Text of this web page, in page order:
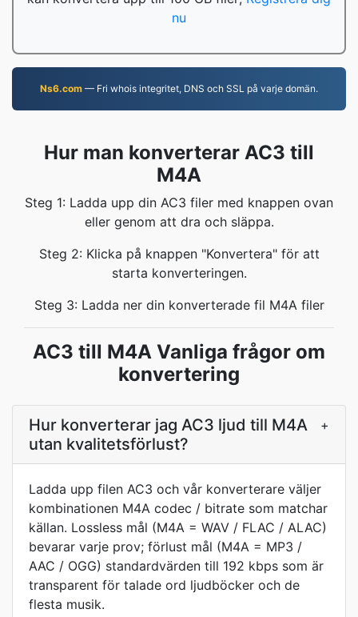
nu
Ns6.com — Fri whois integritet, DNS och SSL på varje domän.
Hur man konverterar AC3 till
M4A
Steg 1: Ladda upp din AC3 filer med knappen ovan
eller genom att dra och släppa.
Steg 2: Klicka på knappen "Konvertera" för att
starta konverteringen.
Steg 3: Ladda ner din konverterade fil M4A filer
AC3 till M4A Vanliga frågor om
konvertering
Hur konverterar jag AC3 ljud till M4A
utan kvalitetsförlust?
+
Ladda upp filen AC3 och vår konverterare väljer
kombinationen M4A codec / bitrate som matchar
källan. Lossless mål (M4A = WAV / FLAC / ALAC)
bevarar varje prov; förlust mål (M4A = MP3 /
AAC / OGG) standardvärden till 192 kbps som är
transparent för talade ord ljudböcker och de
flesta musik.